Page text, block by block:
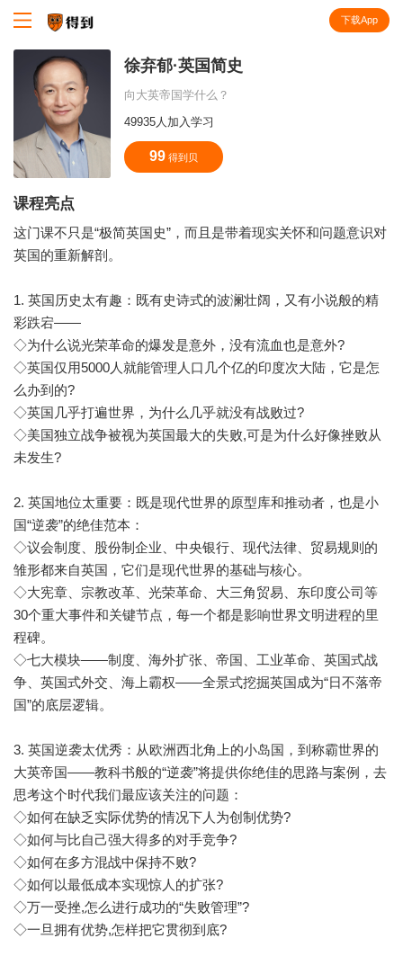
下载App
徐弃郁·英国简史
向大英帝国学什么？
49935人加入学习
99 得到贝
课程亮点
这门课不只是“极简英国史”，而且是带着现实关怀和问题意识对
英国的重新解剖。
1. 英国历史太有趣：既有史诗式的波澜壮阔，又有小说般的精
彩跌宕——
◇为什么说光荣革命的爆发是意外，没有流血也是意外?
◇英国仅用5000人就能管理人口几个亿的印度次大陆，它是怎
么办到的?
◇英国几乎打遍世界，为什么几乎就没有战败过?
◇美国独立战争被视为英国最大的失败,可是为什么好像挫败从
未发生?
2. 英国地位太重要：既是现代世界的原型库和推动者，也是小
国“逆袭”的绝佳范本：
◇议会制度、股份制企业、中央银行、现代法律、贸易规则的
雏形都来自英国，它们是现代世界的基础与核心。
◇大宪章、宗教改革、光荣革命、大三角贸易、东印度公司等
30个重大事件和关键节点，每一个都是影响世界文明进程的里
程碑。
◇七大模块——制度、海外扩张、帝国、工业革命、英国式战
争、英国式外交、海上霸权——全景式挖掘英国成为“日不落帝
国”的底层逻辑。
3. 英国逆袭太优秀：从欧洲西北角上的小岛国，到称霸世界的
大英帝国——教科书般的“逆袭”将提供你绝佳的思路与案例，去
思考这个时代我们最应该关注的问题：
◇如何在缺乏实际优势的情况下人为创制优势?
◇如何与比自己强大得多的对手竞争?
◇如何在多方混战中保持不败?
◇如何以最低成本实现惊人的扩张?
◇万一受挫,怎么进行成功的“失败管理”?
◇一旦拥有优势,怎样把它贯彻到底?